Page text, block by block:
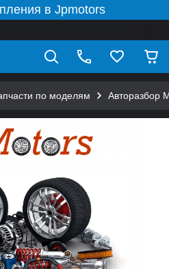
в Jpmotors
по моделям Авторазбор